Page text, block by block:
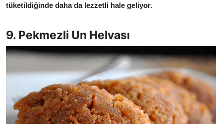
tüketildiğinde daha da lezzetli hale geliyor.
9. Pekmezli Un Helvası